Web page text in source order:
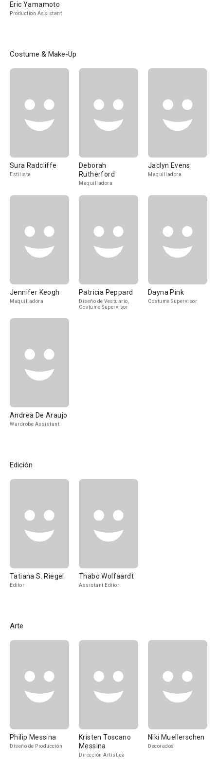
Eric Yamamoto
Production Assistant
Costume & Make-Up
Sura Radcliffe
Estilista
Deborah
Rutherford
Maquilladora
Jaclyn Evens
Maquilladora
Jennifer Keogh
Maquilladora
Patricia Peppard
Diseño de Vestuario,
Costume Supervisor
Dayna Pink
Costume Supervisor
Andrea De Araujo
Wardrobe Assistant
Edición
Tatiana S. Riegel
Editor
Thabo Wolfaardt
Assistant Editor
Arte
Philip Messina
Diseño de Producción
Kristen Toscano
Messina
Dirección Artística
Niki Muellerschen
Decorados